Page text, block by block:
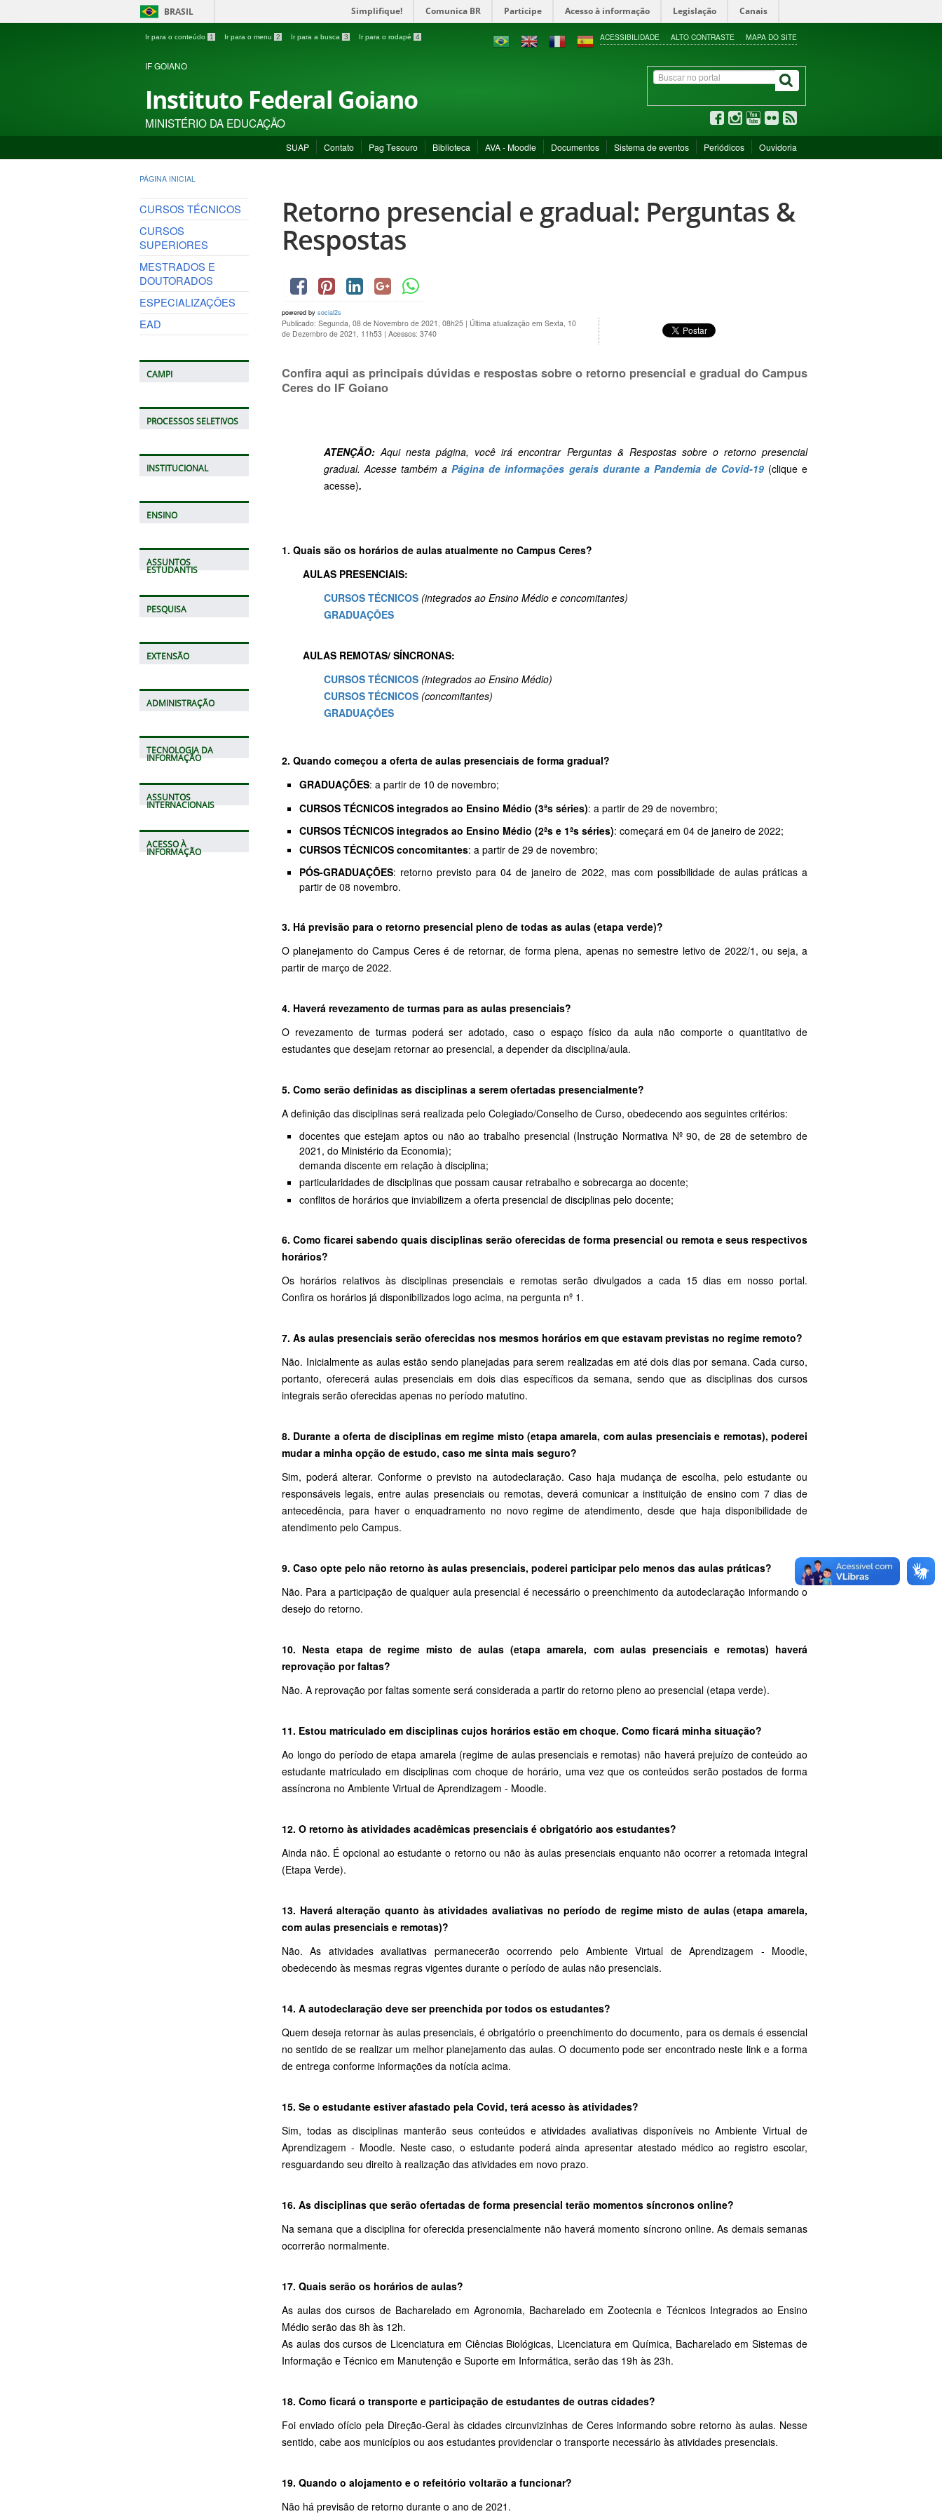
BRASIL Simplifique! Comunica BR Participe Acesso à informação Legislação Canais
Ir para o conteúdo 1 Ir para o menu 2 Ir para a busca 3 Ir para o rodapé 4 ACESSIBILIDADE ALTO CONTRASTE MAPA DO SITE
IF GOIANO
Instituto Federal Goiano
MINISTÉRIO DA EDUCAÇÃO
SUAP Contato Pag Tesouro Biblioteca AVA - Moodle Documentos Sistema de eventos Periódicos Ouvidoria
PÁGINA INICIAL
CURSOS TÉCNICOS
CURSOS
SUPERIORES
MESTRADOS E
DOUTORADOS
ESPECIALIZAÇÕES
EAD
CAMPI
PROCESSOS SELETIVOS
INSTITUCIONAL
ENSINO
ASSUNTOS
ESTUDANTIS
PESQUISA
EXTENSÃO
ADMINISTRAÇÃO
TECNOLOGIA DA
INFORMAÇÃO
ASSUNTOS
INTERNACIONAIS
ACESSO À
INFORMAÇÃO
Retorno presencial e gradual: Perguntas &
Respostas
powered by social2s
Publicado: Segunda, 08 de Novembro de 2021, 08h25 | Última atualização em Sexta, 10
de Dezembro de 2021, 11h53 | Acessos: 3740
Confira aqui as principais dúvidas e respostas sobre o retorno presencial e gradual do Campus
Ceres do IF Goiano
ATENÇÃO: Aqui nesta página, você irá encontrar Perguntas & Respostas sobre o retorno presencial
gradual. Acesse tambéma Página de informações gerais durante a Pandemia de Covid-19 (clique e
acesse).
1. Quais são os horários de aulas atualmente no Campus Ceres?
AULAS PRESENCIAIS:
CURSOS TÉCNICOS (integrados ao Ensino Médio e concomitantes)
GRADUAÇÕES
AULAS REMOTAS/ SÍNCRONAS:
CURSOS TÉCNICOS (integrados ao Ensino Médio)
CURSOS TÉCNICOS (concomitantes)
GRADUAÇÕES
2. Quando começou a oferta de aulas presenciais de forma gradual?
GRADUAÇÕES: a partir de 10 de novembro;
CURSOS TÉCNICOS integrados ao Ensino Médio (3ªs séries): a partir de 29 de novembro;
CURSOS TÉCNICOS integrados ao Ensino Médio (2ªs e 1ªs séries): começará em 04 de janeiro de 2022;
CURSOS TÉCNICOS concomitantes: a partir de 29 de novembro;
PÓS-GRADUAÇÕES: retorno previsto para 04 de janeiro de 2022, mas com possibilidade de aulas práticas a
partir de 08 novembro.
3. Há previsão para o retorno presencial pleno de todas as aulas (etapa verde)?
O planejamento do Campus Ceres é de retornar, de forma plena, apenas no semestre letivo de 2022/1, ou seja, a
partir de março de 2022.
4. Haverá revezamento de turmas para as aulas presenciais?
O revezamento de turmas poderá ser adotado, caso o espaço físico da aula não comporte o quantitativo de
estudantes que desejam retornar ao presencial, a depender da disciplina/aula.
5. Como serão definidas as disciplinas a serem ofertadas presencialmente?
A definição das disciplinas será realizada pelo Colegiado/Conselho de Curso, obedecendo aos seguintes critérios:
docentes que estejam aptos ou não ao trabalho presencial (Instrução Normativa Nº 90, de 28 de setembro de
2021, do Ministério da Economia);
demanda discente em relação à disciplina;
particularidades de disciplinas que possam causar retrabalho e sobrecarga ao docente;
conflitos de horários que inviabilizem a oferta presencial de disciplinas pelo docente;
6. Como ficarei sabendo quais disciplinas serão oferecidas de forma presencial ou remota e seus respectivos
horários?
Os horários relativos às disciplinas presenciais e remotas serão divulgados a cada 15 dias em nosso portal.
Confira os horários já disponibilizados logo acima, na pergunta nº 1.
7. As aulas presenciais serão oferecidas nos mesmos horários em que estavam previstas no regime remoto?
Não. Inicialmente as aulas estão sendo planejadas para serem realizadas em até dois dias por semana. Cada curso,
portanto, oferecerá aulas presenciais em dois dias específicos da semana, sendo que as disciplinas dos cursos
integrais serão oferecidas apenas no período matutino.
8. Durante a oferta de disciplinas em regime misto (etapa amarela, com aulas presenciais e remotas), poderei
mudar a minha opção de estudo, caso me sinta mais seguro?
Sim, poderá alterar. Conforme o previsto na autodeclaração. Caso haja mudança de escolha, pelo estudante ou
responsáveis legais, entre aulas presenciais ou remotas, deverá comunicar a instituição de ensino com 7 dias de
antecedência, para haver o enquadramento no novo regime de atendimento, desde que haja disponibilidade de
atendimento pelo Campus.
9. Caso opte pelo não retorno às aulas presenciais, poderei participar pelo menos das aulas práticas?
Não. Para a participação de qualquer aula presencial é necessário o preenchimento da autodeclaração informando o
desejo do retorno.
10. Nesta etapa de regime misto de aulas (etapa amarela, com aulas presenciais e remotas) haverá
reprovação por faltas?
Não. A reprovação por faltas somente será considerada a partir do retorno pleno ao presencial (etapa verde).
11. Estou matriculado em disciplinas cujos horários estão em choque. Como ficará minha situação?
Ao longo do período de etapa amarela (regime de aulas presenciais e remotas) não haverá prejuízo de conteúdo ao
estudante matriculado em disciplinas com choque de horário, uma vez que os conteúdos serão postados de forma
assíncrona no Ambiente Virtual de Aprendizagem - Moodle.
12. O retorno às atividades acadêmicas presenciais é obrigatório aos estudantes?
Ainda não. É opcional ao estudante o retorno ou não às aulas presenciais enquanto não ocorrer a retomada integral
(Etapa Verde).
13. Haverá alteração quanto às atividades avaliativas no período de regime misto de aulas (etapa amarela,
com aulas presenciais e remotas)?
Não. As atividades avaliativas permanecerão ocorrendo pelo Ambiente Virtual de Aprendizagem - Moodle,
obedecendo às mesmas regras vigentes durante o período de aulas não presenciais.
14. A autodeclaração deve ser preenchida por todos os estudantes?
Quem deseja retornar às aulas presenciais, é obrigatório o preenchimento do documento, para os demais é essencial
no sentido de se realizar um melhor planejamento das aulas. O documento pode ser encontrado neste link e a forma
de entrega conforme informações da notícia acima.
15. Se o estudante estiver afastado pela Covid, terá acesso às atividades?
Sim, todas as disciplinas manterão seus conteúdos e atividades avaliativas disponíveis no Ambiente Virtual de
Aprendizagem - Moodle. Neste caso, o estudante poderá ainda apresentar atestado médico ao registro escolar,
resguardando seu direito à realização das atividades em novo prazo.
16. As disciplinas que serão ofertadas de forma presencial terão momentos síncronos online?
Na semana que a disciplina for oferecida presencialmente não haverá momento síncrono online. As demais semanas
ocorrerão normalmente.
17. Quais serão os horários de aulas?
As aulas dos cursos de Bacharelado em Agronomia, Bacharelado em Zootecnia e Técnicos Integrados ao Ensino
Médio serão das 8h às 12h.
As aulas dos cursos de Licenciatura em Ciências Biológicas, Licenciatura em Química, Bacharelado em Sistemas de
Informação e Técnico em Manutenção e Suporte em Informática, serão das 19h às 23h.
18. Como ficará o transporte e participação de estudantes de outras cidades?
Foi enviado ofício pela Direção-Geral às cidades circunvizinhas de Ceres informando sobre retorno às aulas. Nesse
sentido, cabe aos municípios ou aos estudantes providenciar o transporte necessário às atividades presenciais.
19. Quando o alojamento e o refeitório voltarão a funcionar?
Não há previsão de retorno durante o ano de 2021.